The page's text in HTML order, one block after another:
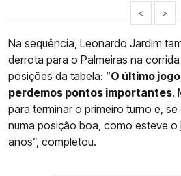
< >
Na sequência, Leonardo Jardim
derrota para o Palmeiras na
posições da tabela: “O último
perdemos pontos importantes.
para terminar o primeiro turno e,
numa posição boa, como esteve o
anos”, completou.